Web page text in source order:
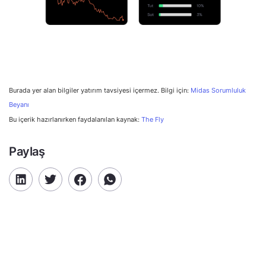
Burada yer alan bilgiler yatırım tavsiyesi içermez. Bilgi için: Midas Sorumluluk
Beyanı
Bu içerik hazırlanırken faydalanılan kaynak: The Fly
Paylaş